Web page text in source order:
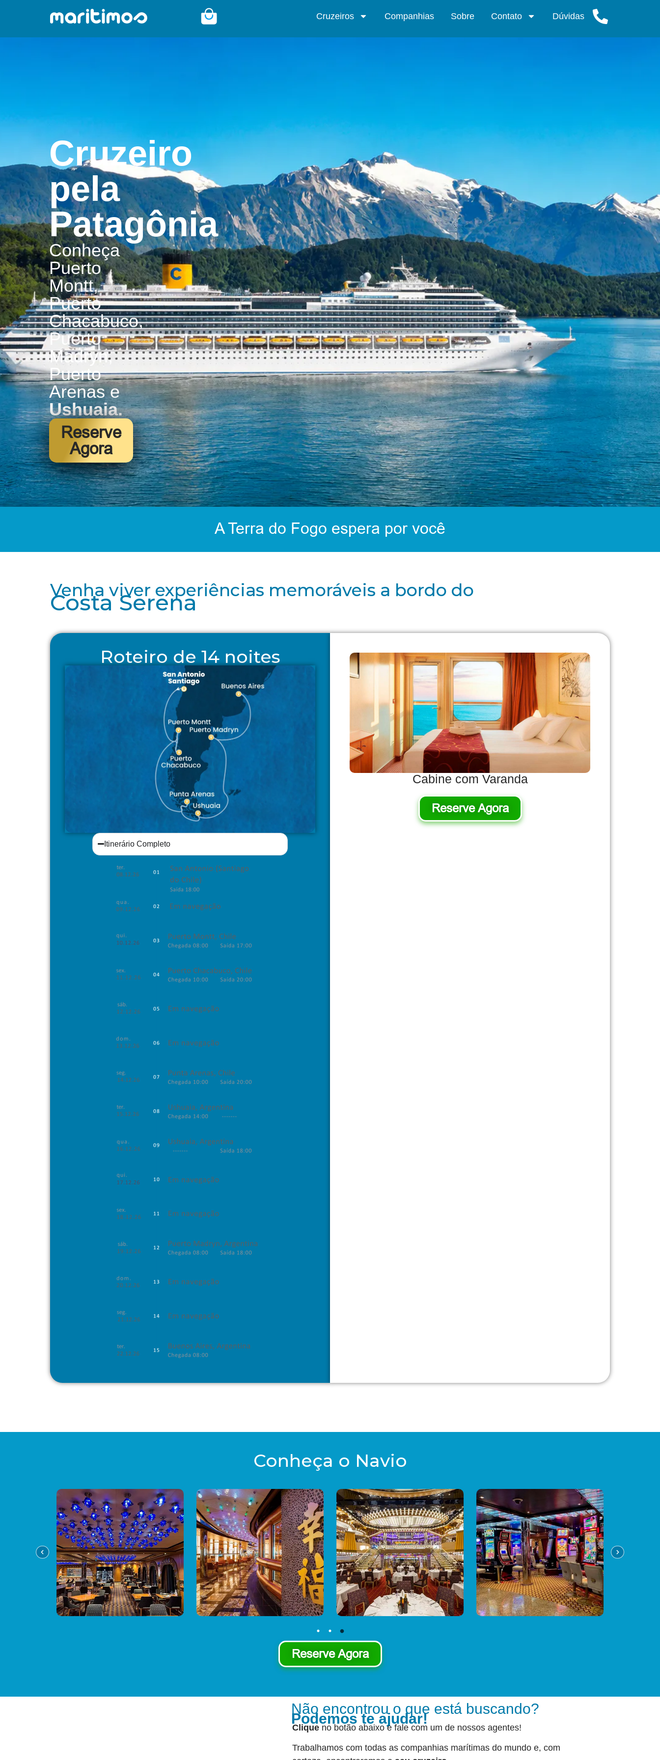
Cruzeiros Companhias Sobre Contato Dúvidas
Cruzeiro
pela
Patagônia
Conheça
Puerto
Montt,
Puerto
Chacabuco,
Puerto
Madryn,
Puerto
Arenas e
Ushuaia.
Reserve
Agora
A Terra do Fogo espera por você
Venha viver experiências memoráveis a bordo do
Costa Serena
Roteiro de 14 noites
Itinerário Completo
Cabine com Varanda
Reserve Agora
Conheça o Navio
Reserve Agora
Não encontrou o que está buscando?
Podemos te ajudar!
Clique no botão abaixo e fale com um de nossos agentes!
Trabalhamos com todas as companhias marítimas do mundo e, com